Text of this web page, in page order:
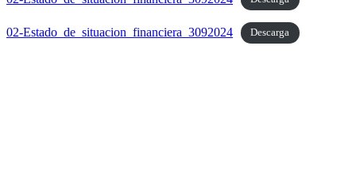
02-Estado_de_situacion_financiera_3092024 Descarga